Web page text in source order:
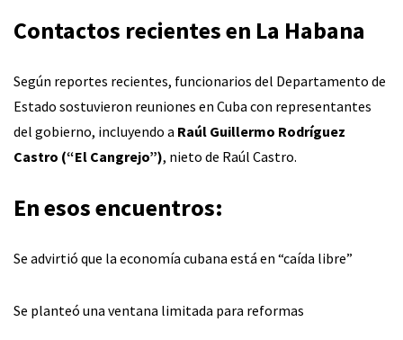
Contactos recientes en La Habana
Según reportes recientes, funcionarios del Departamento de
Estado sostuvieron reuniones en Cuba con representantes
del gobierno, incluyendo a Raúl Guillermo Rodríguez
Castro (“El Cangrejo”), nieto de Raúl Castro.
En esos encuentros:
Se advirtió que la economía cubana está en “caída libre”
Se planteó una ventana limitada para reformas